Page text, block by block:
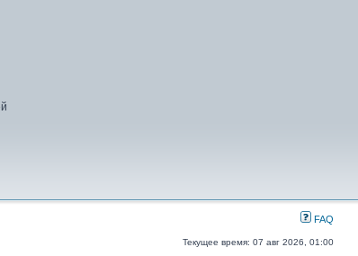
FAQ
Текущее время: 07 авг 2026, 01:00